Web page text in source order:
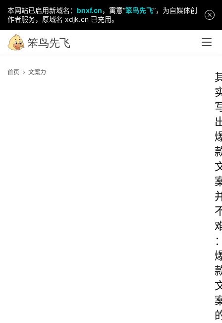
本网站已启用新域名： bnxf.cn，寓意“笨鸟先飞”，为自媒体创
作者服务，原域名 xdjk.cn 已充用。
首页 文案力